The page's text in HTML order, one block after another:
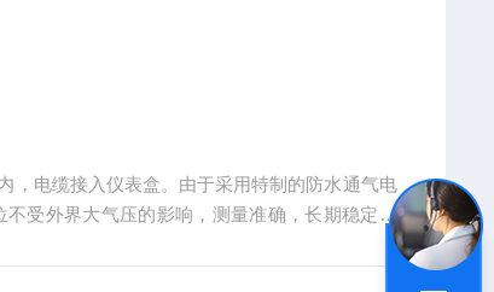
受外界大气压的影响，测量准确，长期稳定性
油等液体（包括腐蚀性液体）中长期使用。经过